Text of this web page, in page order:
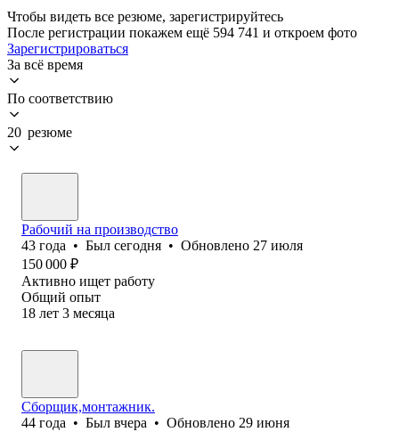
Чтобы видеть все резюме, зарегистрируйтесь
После регистрации покажем ещё 594 741 и откроем фото
Зарегистрироваться
За всё время
По соответствию
20 резюме
Рабочий на производство
43 года • Был сегодня • Обновлено 27 июля
150 000 ₽
Активно ищет работу
Общий опыт
18 лет 3 месяца
Сборщик,монтажник.
44 года • Был вчера • Обновлено 29 июня